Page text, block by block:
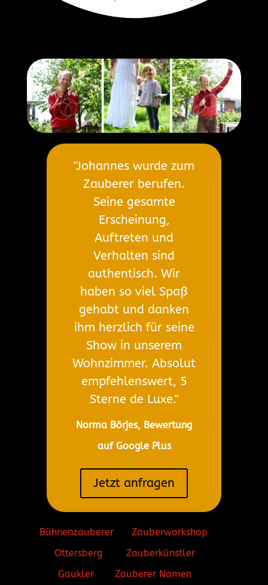
"Johannes wurde zum
Zauberer berufen.
Seine gesamte
Erscheinung,
Auftreten und
Verhalten sind
authentisch. Wir
haben so viel Spaß
gehabt und danken
ihm herzlich für seine
Show in unserem
Wohnzimmer. Absolut
empfehlenswert, 5
Sterne de Luxe."
Norma Börjes, Bewertung
auf Google Plus
Jetzt anfragen
Bühnenzauberer
Zauberworkshop
Ottersberg
Zauberkünstler
Gaukler
Zauberer Namen